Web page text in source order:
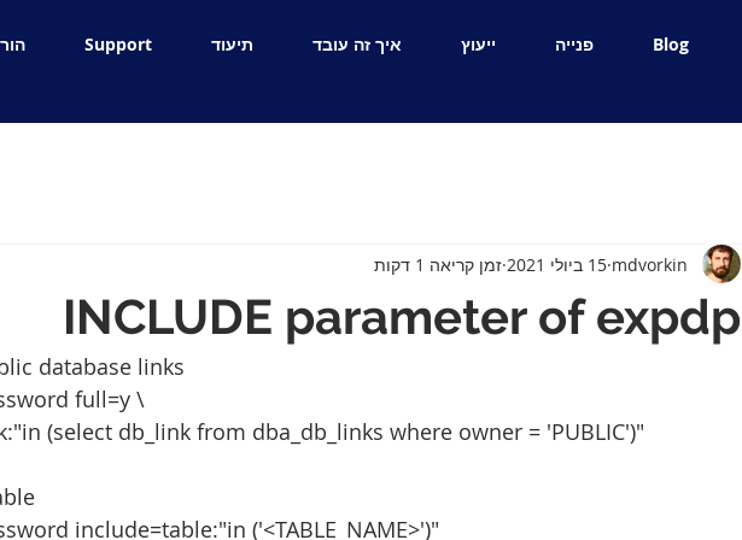
Support תיעוד איך זה עובד ייעוץ פנייה Blog
INCLUDE parameter of expdp
mdvorkin 15 ביולי 2021 זמן קריאה 1 דקות
database links
full=y \
(select db_link from dba_db_links where owner = 'PUBLIC')"
include=table:"in ('<TABLE_NAME>')"